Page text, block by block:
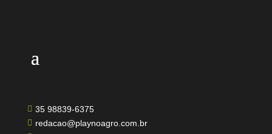
 35 98839-6375
 redacao@playnoagro.com.br